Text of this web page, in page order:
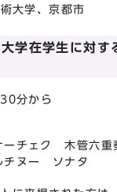
大学、京都市
学在学生に対す
分から
ーチェク 木管六重
チヌー ソナタ